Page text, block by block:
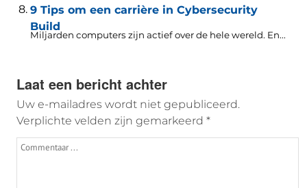
9 Tips om een ​​carrière in Cybersecurity
Build
Miljarden computers zijn actief over de hele wereld. En...
Laat een bericht achter
Uw e-mailadres wordt niet gepubliceerd.
Verplichte velden zijn gemarkeerd *